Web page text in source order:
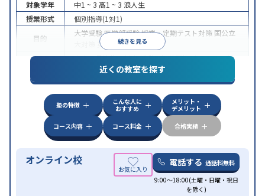
続きを見る
対象学年 中1 ~ 3 高1 ~ 3 浪人生
授業形式
個別指導(1対1)
目的
大学受験医学部受験授業・定期テスト対策 国公立
英検(英語検定)対策
中高一貫校生に対応授業の振替可能オンライン対
自習室あり
近くの教室を探す
塾の特徴
こんな人に
おすすめ
メリット・
デメリット
コース内容
コース料金 合格実績
オンライン校 電話する 通話料無料
9:00～18:00(土曜・日曜・祝日
を除く)